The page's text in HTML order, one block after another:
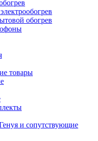
обогрев
товары
и сопутствующие